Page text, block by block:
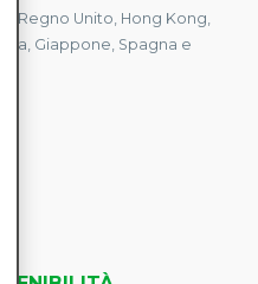
Regno Unito, Hong Kong,
Giappone, Spagna e